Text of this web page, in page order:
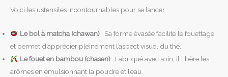
Voici les ustensiles incontournables pour se lancer :
Le bol à matcha (chawan): Sa forme évasée facilite le fouettage
et permet d’apprécier pleinement l’aspect visuel du thé.
Le fouet en bambou (chasen): Fabriqué avec soin, il libère les
arômes en émulsionnant la poudre et l’eau.